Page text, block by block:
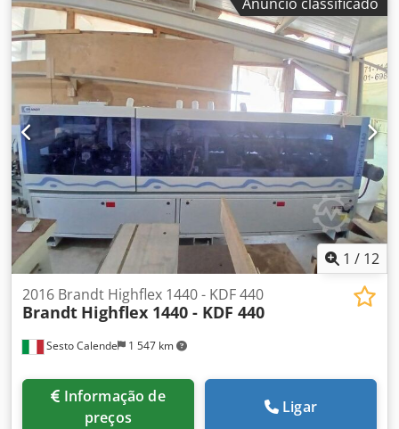
entrada Unidade de pré-fresagem Unidade de aplicação e
pré-fusão de cola EVA Placa de suporte de borda Unidade
de corte Unidade de fresagem de sobreposição com dois
motores Unidade de chanfragem deslocada com dois
motores e ajuste NC Unidade de arredondamento com
dois motores Lâmina raspadora de bordas Lâmina
raspadora de cola Unidade de escovas Cedpfx Acow Db Rfj
Ujrf
1 / 12
Sesto Calende 1 547 km
2016 Brandt Highflex 1440 - KDF 440
Brandt Highflex 1440 - KDF 440
preços
Ligar